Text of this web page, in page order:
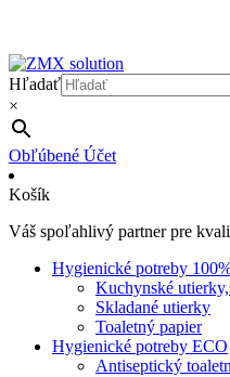
Hľadať
×
Obľúbené Účet
Košík
Váš spoľahlivý partner pre
Hygienické potreby
Kuchynské
Skladané utierky
Toaletný papier
Hygienické potreby ECO
Antiseptický